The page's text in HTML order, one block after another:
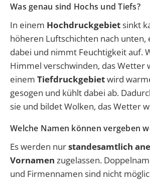
Was genau sind Hochs und Tiefs?
In einem Hochdruckgebietsinkt
höheren Luftschichten nach unten,
dabei und nimmt Feuchtigkeit auf.
Himmel verschwinden, das Wetter
einem Tiefdruckgebietwird
gesogen und kühlt dabei ab.
sie und bildet Wolken, das Wetter
Welche Namen können vergeben
Es werden nurstandesamtlich
Vornamen zugelassen.
und Firmennamen sind nicht